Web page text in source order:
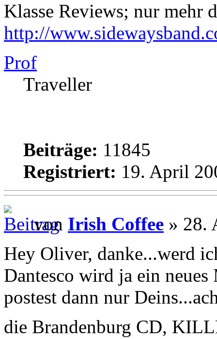
Klasse Reviews; nur mehr
http://
Prof
Traveller
Beiträge: 11845
Registriert: 19. April
von Irish Coffee » 28.
Hey Oliver, danke...werd
Dantesco wird ja ein
postest dann nur
die Brandenburg CD,